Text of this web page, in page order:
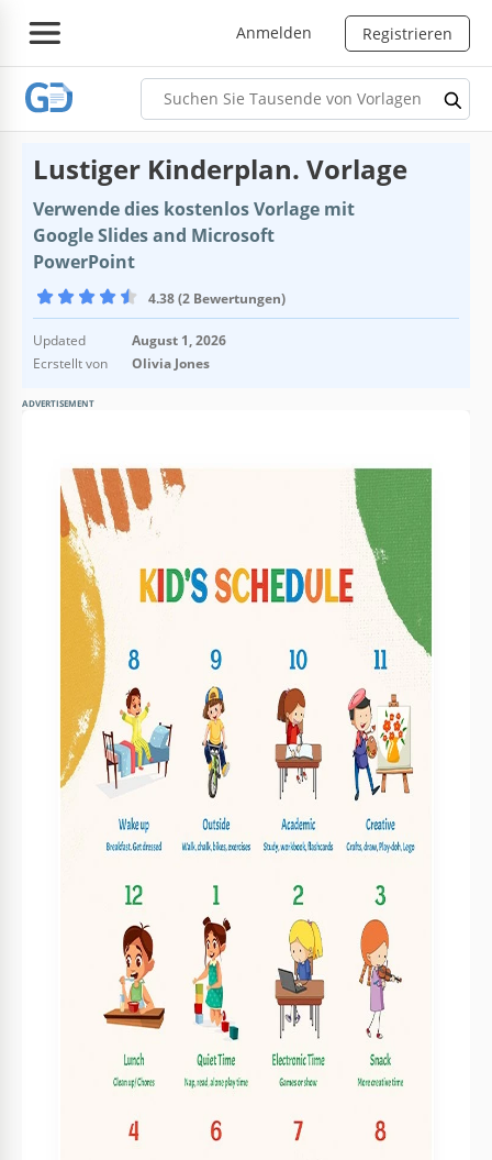
Anmelden Registrieren
Lustiger Kinderplan. Vorlage
Verwende dies kostenlos Vorlage mit
Google Slides and Microsoft
PowerPoint
4.38 (2 Bewertungen)
Updated
August 1, 2026
Ecrstellt von
Olivia Jones
ADVERTISEMENT